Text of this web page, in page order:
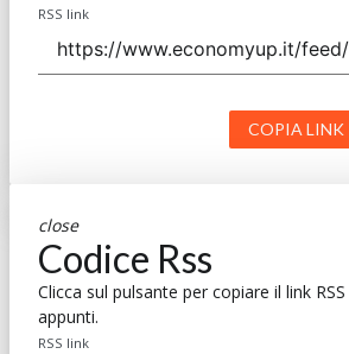
RSS link
COPIA LINK
close
Codice Rss
Clicca sul pulsante per copiare il link
appunti.
RSS link